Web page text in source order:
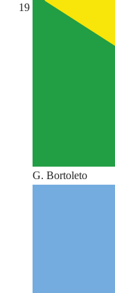
19
G. Bortoleto